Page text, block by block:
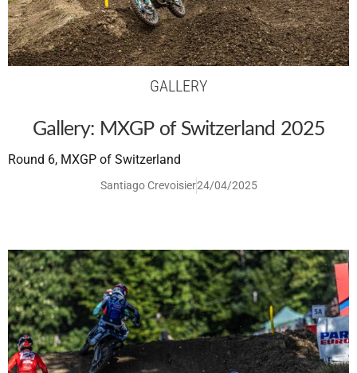
GALLERY
Gallery: MXGP of Switzerland 2025
Round 6, MXGP of Switzerland
Santiago Crevoisier24/04/2025